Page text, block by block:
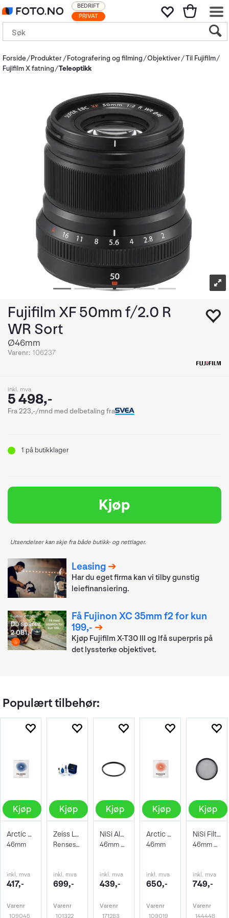
PRIVAT
BEDRIFT
Forside Produkter Fotografering og filming Objektiver Til Fujifilm
Fujifilm X fatning
Teleoptikk
Fujifilm XF 50mm f/2.0 R
WR Sort
Ø46mm
Varenr: 106237
inkl. mva
5 498,-
Fra 223,-/mnd med delbetaling fra
1 på butikklager
Kjøp
Utsendelser kan skje fra både butikk- og nettlager.
Leasing
Har du eget firma kan vi tilby gunstig
leiefinansiering.
Få Fujinon XC 35mm f2 for kun
199,-
Kjøp Fujifilm X-T30 III og lfå superpris på
det lyssterke objektivet.
Populært tilbehør:
Kjøp
Arctic Pro filter Polarizer
46mm
inkl. mva
417,-
Varenr
109045
Kjøp
Zeiss Lens Cleaning Kit
Rensesett for objektiv og kamera
inkl. mva
699,-
Varenr
101322
Kjøp
NiSi AIR Protector Filter 46mm
46mm Beskyttelsesfilter
inkl. mva
439,-
Varenr
171283
Kjøp
Arctic Pro filter Protector Superior
46mm
inkl. mva
650,-
Varenr
109019
Kjøp
NiSi Filter Circ Polarizer True Color 46
46mm Pro Nano Pola Filter
inkl. mva
749,-
Varenr
144448